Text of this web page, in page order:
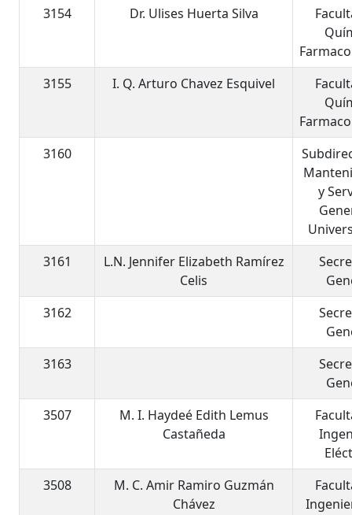
3154 Dr. Ulises Huerta Silva
3155
I. Q. Arturo Chavez Esquivel
3160
y
3161
L.N. Jennifer Elizabeth Ramírez
Celis
3162
3163
3507
M. I. Haydeé Edith Lemus
Castañeda
3508
M. C. Amir Ramiro Guzmán
Chávez